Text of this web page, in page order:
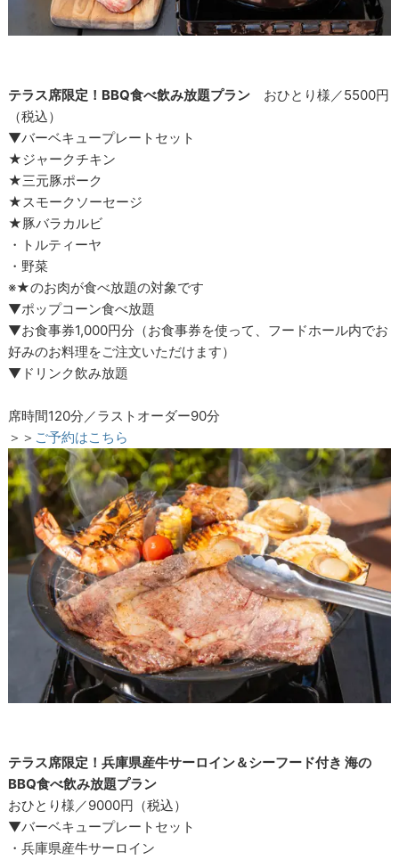
テラス席限定！BBQ食べ飲み放題プラン おひとり様／5500円
（税込）
▼バーベキュープレートセット
★ジャークチキン
★三元豚ポーク
★スモークソーセージ
★豚バラカルビ
・トルティーヤ
・野菜
※★のお肉が食べ放題の対象です
▼ポップコーン食べ放題
▼お食事券1,000円分（お食事券を使って、フードホール内でお
好みのお料理をご注文いただけます）
▼ドリンク飲み放題
席時間120分／ラストオーダー90分
＞＞ ご予約はこちら
テラス席限定！兵庫県産牛サーロイン＆シーフード付き 海の
BBQ食べ飲み放題プラン
おひとり様／9000円（税込）
▼バーベキュープレートセット
・兵庫県産牛サーロイン